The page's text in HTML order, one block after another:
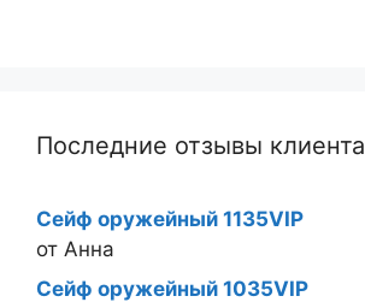
Последние отзывы клиента
Сейф оружейный 1135VIP
от Анна
Сейф оружейный 1035VIP